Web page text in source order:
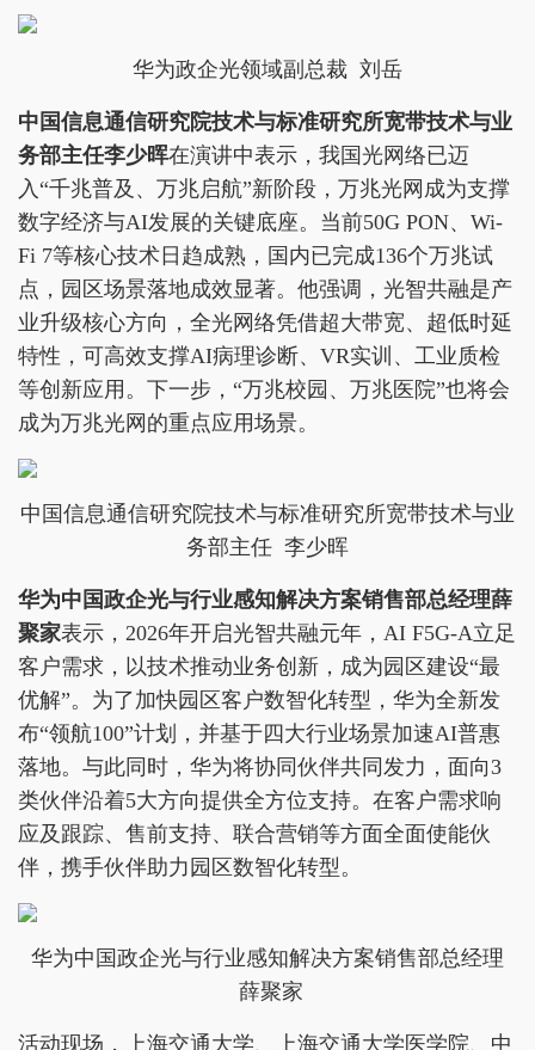
华为政企光领域副总裁 刘岳
中国信息通信研究院技术与标准研究所宽带技术与业
务部主任李少晖在演讲中表示，我国光网络已迈
入“千兆普及、万兆启航”新阶段，万兆光网成为支撑
数字经济与AI发展的关键底座。当前50G PON、Wi-
Fi 7等核心技术日趋成熟，国内已完成136个万兆试
点，园区场景落地成效显著。他强调，光智共融是产
业升级核心方向，全光网络凭借超大带宽、超低时延
特性，可高效支撑AI病理诊断、VR实训、工业质检
等创新应用。下一步，“万兆校园、万兆医院”也将会
成为万兆光网的重点应用场景。
中国信息通信研究院技术与标准研究所宽带技术与业
务部主任 李少晖
华为中国政企光与行业感知解决方案销售部总经理薛
聚家表示，2026年开启光智共融元年，AI F5G-A立足
客户需求，以技术推动业务创新，成为园区建设“最
优解”。为了加快园区客户数智化转型，华为全新发
布“领航100”计划，并基于四大行业场景加速AI普惠
落地。与此同时，华为将协同伙伴共同发力，面向3
类伙伴沿着5大方向提供全方位支持。在客户需求响
应及跟踪、售前支持、联合营销等方面全面使能伙
伴，携手伙伴助力园区数智化转型。
华为中国政企光与行业感知解决方案销售部总经理
薛聚家
活动现场，上海交通大学、上海交通大学医学院、中